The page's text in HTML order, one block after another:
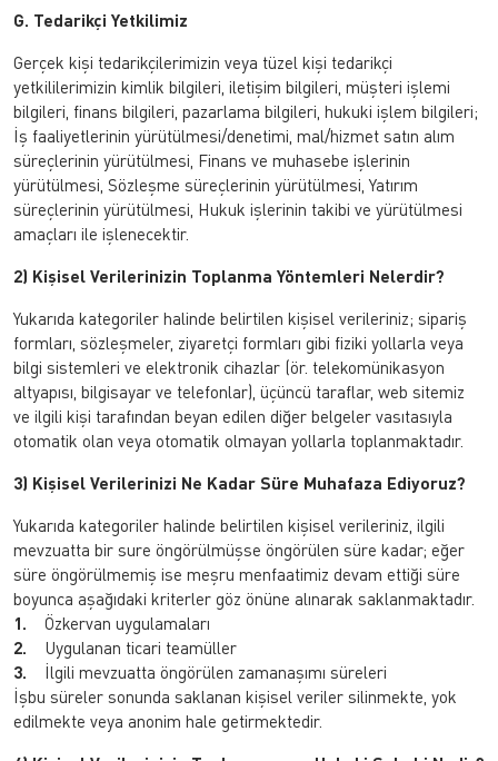
G. Tedarikçi Yetkilimiz
Gerçek kişi tedarikçilerimizin veya tüzel kişi tedarikçi
yetkililerimizin kimlik bilgileri, iletişim bilgileri, müşteri işlemi
bilgileri, finans bilgileri, pazarlama bilgileri, hukuki işlem bilgileri;
İş faaliyetlerinin yürütülmesi/denetimi, mal/hizmet satın alım
süreçlerinin yürütülmesi, Finans ve muhasebe işlerinin
yürütülmesi, Sözleşme süreçlerinin yürütülmesi, Yatırım
süreçlerinin yürütülmesi, Hukuk işlerinin takibi ve yürütülmesi
amaçları ile işlenecektir.
2) Kişisel Verilerinizin Toplanma Yöntemleri Nelerdir?
Yukarıda kategoriler halinde belirtilen kişisel verileriniz; sipariş
formları, sözleşmeler, ziyaretçi formları gibi fiziki yollarla veya
bilgi sistemleri ve elektronik cihazlar (ör. telekomünikasyon
altyapısı, bilgisayar ve telefonlar), üçüncü taraflar, web sitemiz
ve ilgili kişi tarafından beyan edilen diğer belgeler vasıtasıyla
otomatik olan veya otomatik olmayan yollarla toplanmaktadır.
3) Kişisel Verilerinizi Ne Kadar Süre Muhafaza Ediyoruz?
Yukarıda kategoriler halinde belirtilen kişisel verileriniz, ilgili
mevzuatta bir sure öngörülmüşse öngörülen süre kadar; eğer
süre öngörülmemiş ise meşru menfaatimiz devam ettiği süre
boyunca aşağıdaki kriterler göz önüne alınarak saklanmaktadır.
1. Özkervan uygulamaları
2.
Uygulanan ticari teamüller
3.
İlgili mevzuatta öngörülen zamanaşımı süreleri
İşbu süreler sonunda saklanan kişisel veriler silinmekte, yok
edilmekte veya anonim hale getirmektedir.